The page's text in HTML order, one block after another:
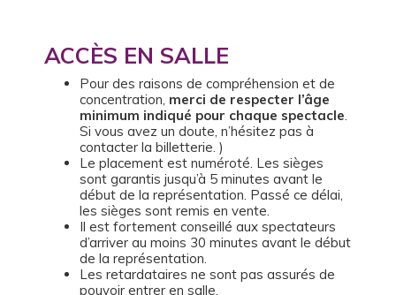
ACCÈS EN SALLE
Pour des raisons de compréhension et de
concentration, merci de respecter l’âge
minimum indiqué pour chaque spectacle.
Si vous avez un doute, n’hésitez pas à
contacter la billetterie. )
Le placement est numéroté. Les sièges
sont garantis jusqu’à 5 minutes avant le
début de la représentation. Passé ce délai,
les sièges sont remis en vente.
Il est fortement conseillé aux spectateurs
d’arriver au moins 30 minutes avant le début
de la représentation.
Les retardataires ne sont pas assurés de
pouvoir entrer en salle.